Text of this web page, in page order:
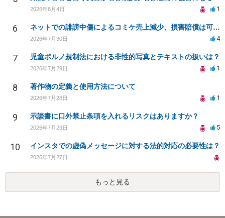
2026年8月4日 1
6 ネットでの誹謗中傷によるコミケ売上減少、損害賠償は可能か？
2026年7月30日 4
7 児童ポルノ規制法における非性的写真とテキストの扱いは？
2026年7月29日 1
8 著作物の定義と使用方法について
2026年7月28日 1
9 示談書に口外禁止条項を入れるリスクはありますか？
2026年7月23日 5
10 インスタでの虚偽メッセージに対する法的対応の必要性は？
2026年7月27日
もっと見る